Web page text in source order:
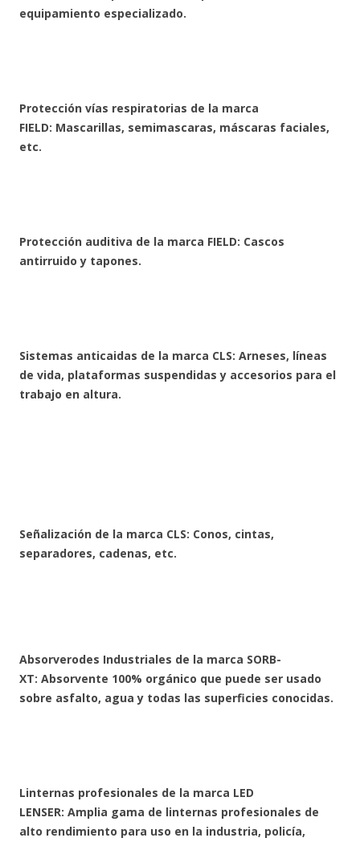
equipamiento especializado.
Protección vías respiratorias de la marca
FIELD: Mascarillas, semimascaras, máscaras faciales,
etc.
Protección auditiva de la marca FIELD: Cascos
antirruido y tapones.
Sistemas anticaidas de la marca CLS: Arneses, líneas
de vida, plataformas suspendidas y accesorios para el
trabajo en altura.
Señalización de la marca CLS: Conos, cintas,
separadores, cadenas, etc.
Absorverodes Industriales de la marca SORB-
XT: Absorvente 100% orgánico que puede ser usado
sobre asfalto, agua y todas las superficies conocidas.
Linternas profesionales de la marca LED
LENSER: Amplia gama de linternas profesionales de
alto rendimiento para uso en la industria, policía,